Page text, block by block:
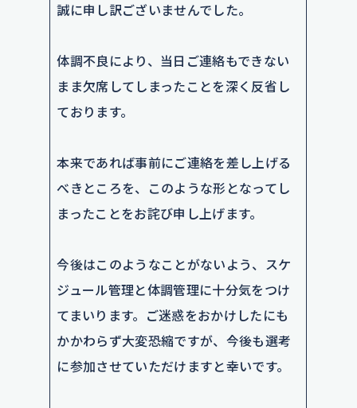
誠に申し訳ございませんでした。
体調不良により、当日ご連絡もできない
まま欠席してしまったことを深く反省し
ております。
本来であれば事前にご連絡を差し上げる
べきところを、このような形となってし
まったことをお詫び申し上げます。
今後はこのようなことがないよう、スケ
ジュール管理と体調管理に十分気をつけ
てまいります。ご迷惑をおかけしたにも
かかわらず大変恐縮ですが、今後も選考
に参加させていただけますと幸いです。